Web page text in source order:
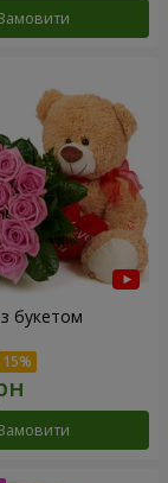
букетом